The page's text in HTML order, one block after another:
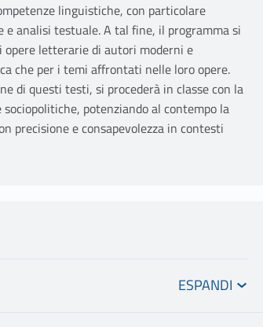
linguistiche, con particolare
analisi testuale. A tal fine, il programma si
letterarie di autori moderni e
che per i temi affrontati nelle loro opere.
di questi testi, si procederà in classe con la
potenziando al contempo la
precisione e consapevolezza in contesti